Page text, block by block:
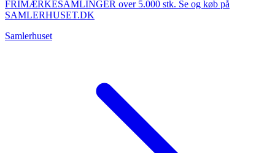
FRIMÆRKESAMLINGER over 5.000 stk. Se og køb på
SAMLERHUSET.DK
Samlerhuset